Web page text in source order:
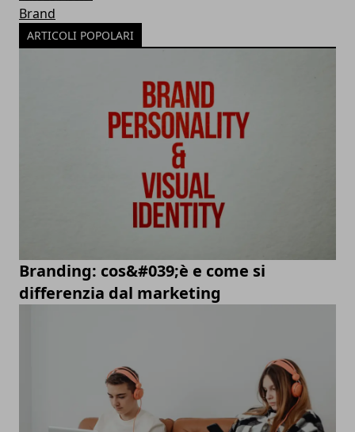
Brand
ARTICOLI POPOLARI
Branding: cos&#039;è e come si
differenzia dal marketing